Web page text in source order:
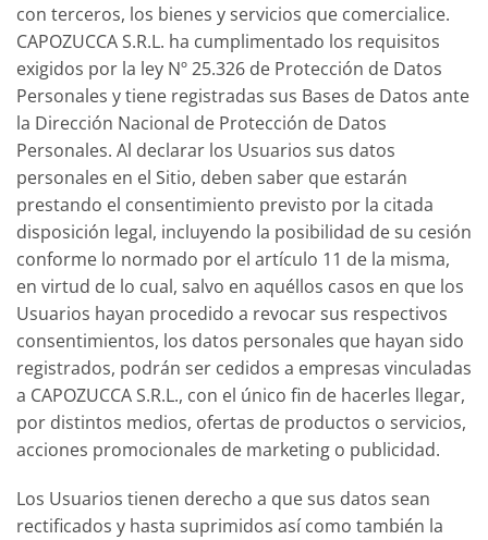
con terceros, los bienes y servicios que comercialice.
CAPOZUCCA S.R.L. ha cumplimentado los requisitos
exigidos por la ley Nº 25.326 de Protección de Datos
Personales y tiene registradas sus Bases de Datos ante
la Dirección Nacional de Protección de Datos
Personales. Al declarar los Usuarios sus datos
personales en el Sitio, deben saber que estarán
prestando el consentimiento previsto por la citada
disposición legal, incluyendo la posibilidad de su cesión
conforme lo normado por el artículo 11 de la misma,
en virtud de lo cual, salvo en aquéllos casos en que los
Usuarios hayan procedido a revocar sus respectivos
consentimientos, los datos personales que hayan sido
registrados, podrán ser cedidos a empresas vinculadas
a CAPOZUCCA S.R.L., con el único fin de hacerles llegar,
por distintos medios, ofertas de productos o servicios,
acciones promocionales de marketing o publicidad.
Los Usuarios tienen derecho a que sus datos sean
rectificados y hasta suprimidos así como también la